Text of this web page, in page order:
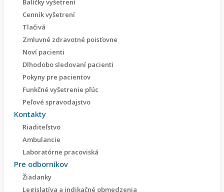
Balíčky vyšetrení
Cenník vyšetrení
Tlačivá
Zmluvné zdravotné poisťovne
Noví pacienti
Dlhodobo sledovaní pacienti
Pokyny pre pacientov
Funkčné vyšetrenie pľúc
Peľové spravodajstvo
Kontakty
Riaditeľstvo
Ambulancie
Laboratórne pracoviská
Pre odborníkov
Žiadanky
Legislatíva a indikačné obmedzenia